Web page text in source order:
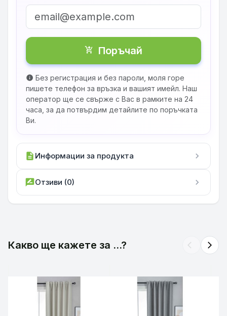
shopping_cart_checkout Поръчай
info Без регистрация и без пароли, моля горе
пишете телефон за връзка и вашият имейл. Наш
оператор ще се свърже с Вас в рамките на 24
часа, за да потвърдим детайлите по поръчката
Ви.
description Информации за продукта chevron_right
rate_reviewОтзиви (0) chevron_right
Какво ще кажете за ...? arrow_back_ios arrow_forward_ios